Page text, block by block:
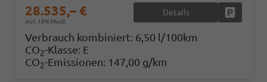
28.535,– €
incl. 19% MwSt.
Details
Verbrauch kombiniert: 6,50 l/100km
CO2-Klasse: E
CO2-Emissionen: 147,00 g/km